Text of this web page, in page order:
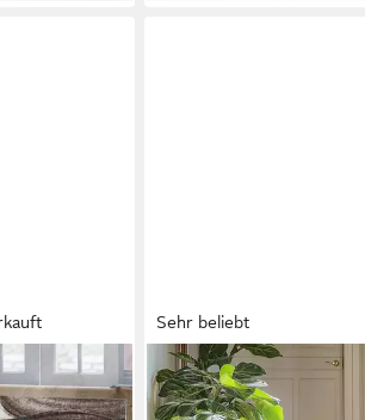
Höhe: 9
Sehr beliebt
SIMPEX24
Teppich Unicolor -